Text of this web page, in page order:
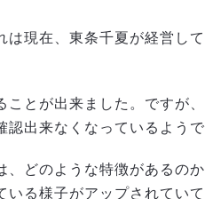
現在、東条千夏が経営し
ことが出来ました。ですが
出来なくなっているようで
どのような特徴があるのか
いる様子がアップされてい